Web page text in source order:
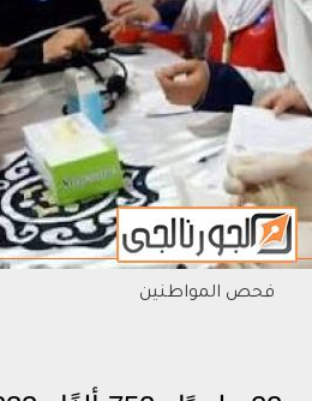
فحص المواطنين